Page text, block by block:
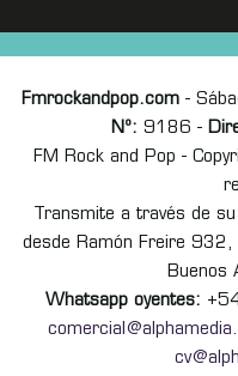
Fmrockandpop.com-
Nº: 9186 -
FM Rock and Pop -
Transmite a través de
desde Ramón Freire 932,
Buenos
Whatsapp oyentes: